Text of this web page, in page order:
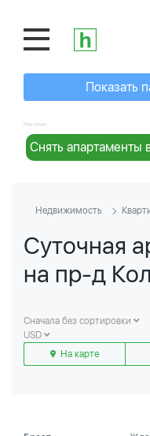
Показать
Реклама:
Снять апартаменты
Недвижимость
Суточная
на пр-д
Сначала без сортировки
USD
На карте